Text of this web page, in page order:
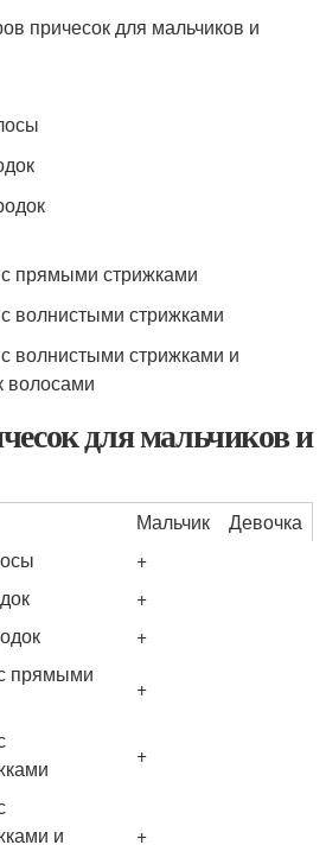
причесок для мальчиков и
прямыми стрижками
волнистыми стрижками
волнистыми стрижками и
волосами
для мальчиков и
Мальчик
Девочка
+
+
+
прямыми
+
+
и
+